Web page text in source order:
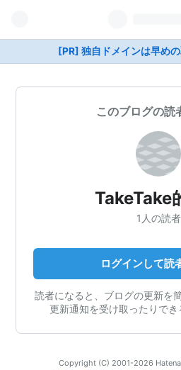
[PR] 独自ドメインは早め
このブログの読
TakeTake
1人の読者
ログインして読
読者になると、ブログの更新を
更新通知を受け取ったりでき
Copyright (C) 2001-2026